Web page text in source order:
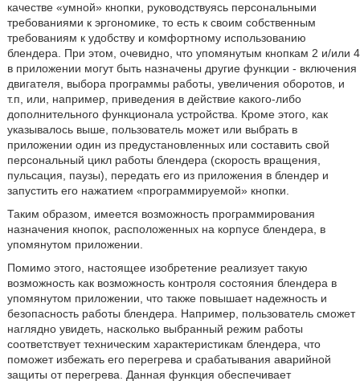
качестве «умной» кнопки, руководствуясь персональными
требованиями к эргономике, то есть к своим собственным
требованиям к удобству и комфортному использованию
блендера. При этом, очевидно, что упомянутым кнопкам 2 и/или 4
в приложении могут быть назначены другие функции - включения
двигателя, выбора программы работы, увеличения оборотов, и
т.п, или, например, приведения в действие какого-либо
дополнительного функционала устройства. Кроме этого, как
указывалось выше, пользователь может или выбрать в
приложении один из предустановленных или составить свой
персональный цикл работы блендера (скорость вращения,
пульсация, паузы), передать его из приложения в блендер и
запустить его нажатием «программируемой» кнопки.
Таким образом, имеется возможность программирования
назначения кнопок, расположенных на корпусе блендера, в
упомянутом приложении.
Помимо этого, настоящее изобретение реализует такую
возможность как возможность контроля состояния блендера в
упомянутом приложении, что также повышает надежность и
безопасность работы блендера. Например, пользователь сможет
наглядно увидеть, насколько выбранный режим работы
соответствует техническим характеристикам блендера, что
поможет избежать его перегрева и срабатывания аварийной
защиты от перегрева. Данная функция обеспечивает